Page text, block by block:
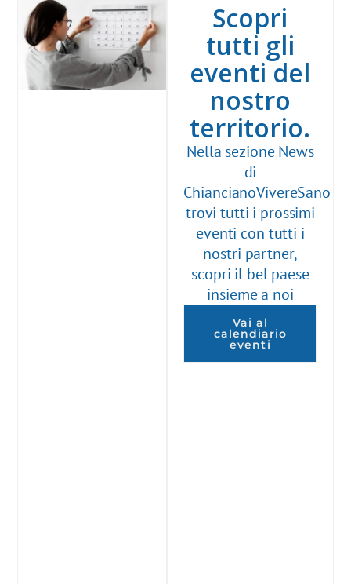
Scopri
tutti gli
eventi del
nostro
territorio.
Nella sezione News
di
ChiancianoVivereSano
trovi tutti i prossimi
eventi con tutti i
nostri partner,
scopri il bel paese
insieme a noi
Vai al
calendiario
eventi